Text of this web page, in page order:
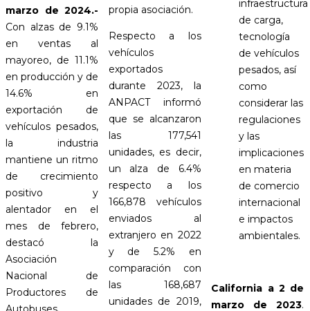
marzo de 2024.-
Con alzas de 9.1%
en ventas al
mayoreo, de 11.1%
en producción y de
14.6% en
exportación de
vehículos pesados,
la industria
mantiene un ritmo
de crecimiento
positivo y
alentador en el
mes de febrero,
destacó la
Asociación
Nacional de
Productores de
propia asociación.
Respecto a los
vehículos
exportados
durante 2023, la
ANPACT informó
que se alcanzaron
las 177,541
unidades, es decir,
un alza de 6.4%
respecto a los
166,878 vehículos
enviados al
extranjero en 2022
y de 5.2% en
comparación con
las 168,687
unidades de 2019,
infraestructura
de carga,
tecnología
de vehículos
pesados, así
como
considerar las
regulaciones
y las
implicaciones
en materia
de comercio
internacional
e impactos
ambientales.
California a2 de
marzo de 2023.